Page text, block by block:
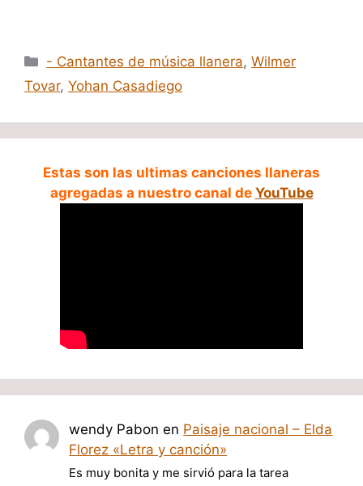
Categorías
- Cantantes de música llanera,Wilmer
Tovar, Yohan Casadiego
Estas son las ultimas canciones llaneras
agregadas a nuestro canal de YouTube
wendy Pabon en Paisaje nacional – Elda
Florez «Letra y canción»
Es muy bonita y me sirvió para la tarea